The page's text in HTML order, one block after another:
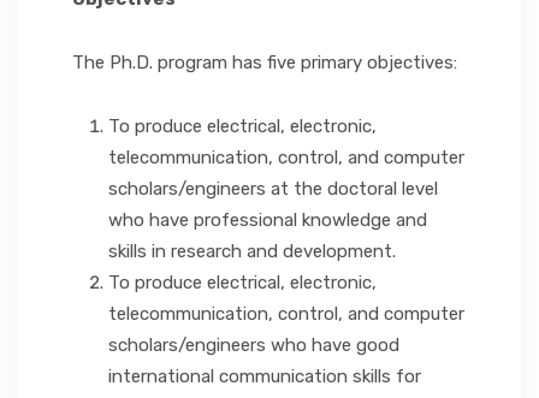
The Ph.D. program has five primary objectives:
To produce electrical, electronic,
telecommunication, control, and computer
scholars/engineers at the doctoral level
who have professional knowledge and
skills in research and development.
To produce electrical, electronic,
telecommunication, control, and computer
scholars/engineers who have good
international communication skills for